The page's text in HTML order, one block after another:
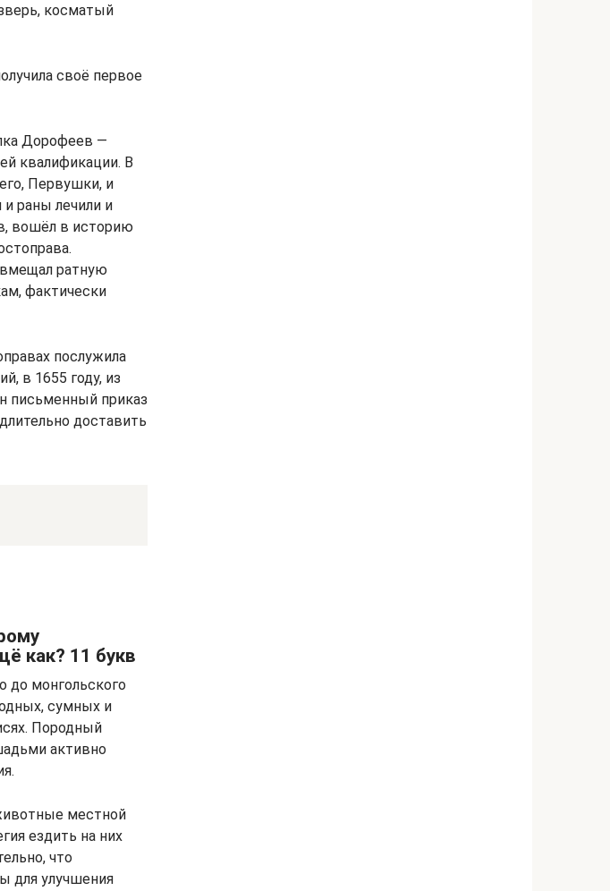
косматый
своё первое
Дорофеев —
квалификации. В
Первушки, и
раны лечили и
вошёл в историю
ратную
фактически
послужила
в 1655 году, из
письменный приказ
доставить
как? 11 букв
до монгольского
сумных и
Породный
активно
местной
ездить на них
что
для улучшения